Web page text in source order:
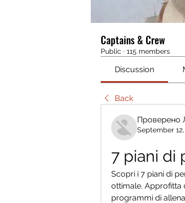
Captains & Crew
Public · 115 members
Discussion
Back
Проверено
September 12,
7 piani di
Scopri i 7 piani di
ottimale. Approfitta
programmi di